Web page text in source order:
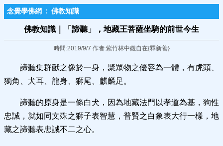
念覺學佛網 : 佛教知識
佛教知識｜「諦聽」，地藏王菩薩坐騎​的前世今生
時間:2019/9/7 作者:紫竹林中觀自在{釋新善}
諦聽集群獸之像於一身，聚眾物之優容為一體，有虎頭、
獨角、犬耳、龍身、獅尾、麒麟足。
諦聽的原身是一條白犬，因為地藏法門以孝道為基，狗性
忠誠，就如同文殊之獅子表智慧，普賢之白象表大行一樣，地
藏之諦聽表忠誠不二之心。